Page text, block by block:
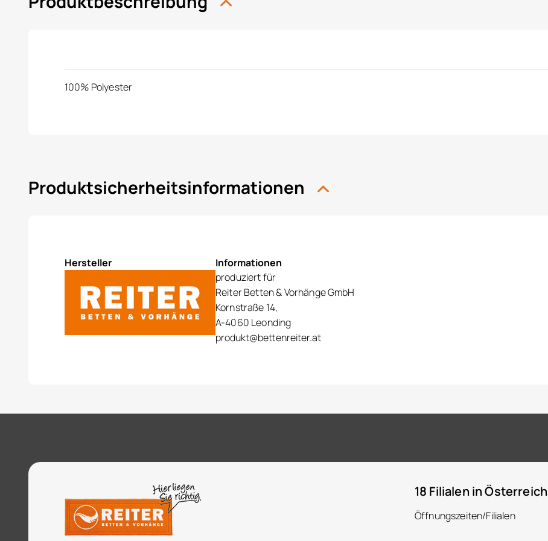
100% Polyester
Produktsicherheitsinformationen
Hersteller
Informationen
produziert für
Reiter Betten & Vorhänge GmbH
Kornstraße 14,
A-4060 Leonding
produkt@bettenreiter.at
18 Filialen in Österreich
Öffnungszeiten/Filialen